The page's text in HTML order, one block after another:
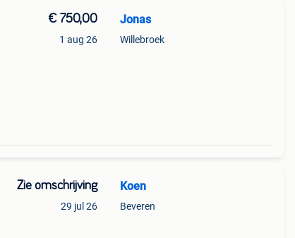
€ 750,00
1 aug 26
Jonas
Willebroek
Zie omschrijving
29 jul 26
Koen
Beveren